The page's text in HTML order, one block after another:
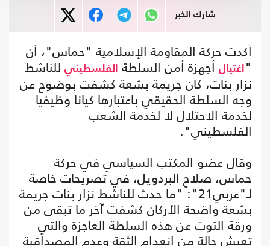
شارك الخبر
أكدت حركة المقاومة الإسلامية "حماس"، أن
" اغتيال أجهزة أمن السلطة الفلسطيني للناشط
نزار بنات، كان جريمة بشعة كشفت بوضوح عن
وجه السلطة الحقيقي باعتبارها كيانا وظيفيا
لخدمة الاحتلال لا لخدمة الشعب
الفلسطيني".
وقال عضو المكتب السياسي في حركة
حماس، صلاح البردويل، في تصريحات خاصة
لـ"عربي21": "ما حدث للناشط نزار بنات جريمة
بشعة واضحة الأركان كشفت آخر ما تبقى من
ورقة التوت عن هذه السلطة العاجزة والتي
تعيش حالة من انعدام الثقة وعدم المصداقية